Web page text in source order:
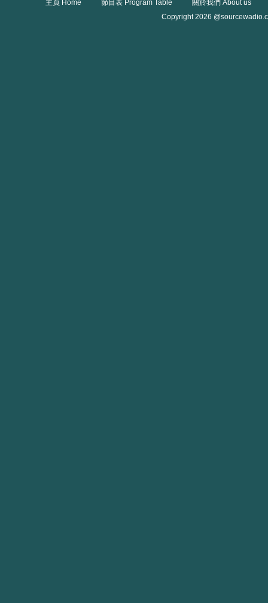
主頁 Home 節目表 Program Table
關於我們 About us
Copyright 2026